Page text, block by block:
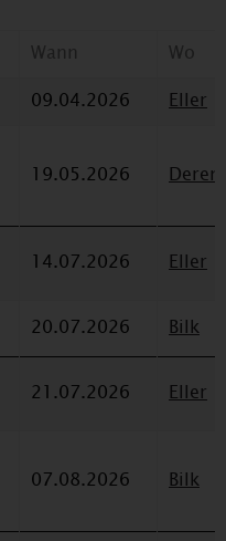
Wann
Wo
09.04.2026
Eller
19.05.2026
14.07.2026 Eller
20.07.2026
Bilk
21.07.2026 Eller
07.08.2026 Bilk